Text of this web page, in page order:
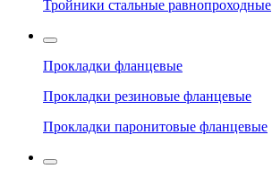
Тройники стальные равнопроходные
Прокладки фланцевые
Прокладки резиновые фланцевые
Прокладки паронитовые фланцевые